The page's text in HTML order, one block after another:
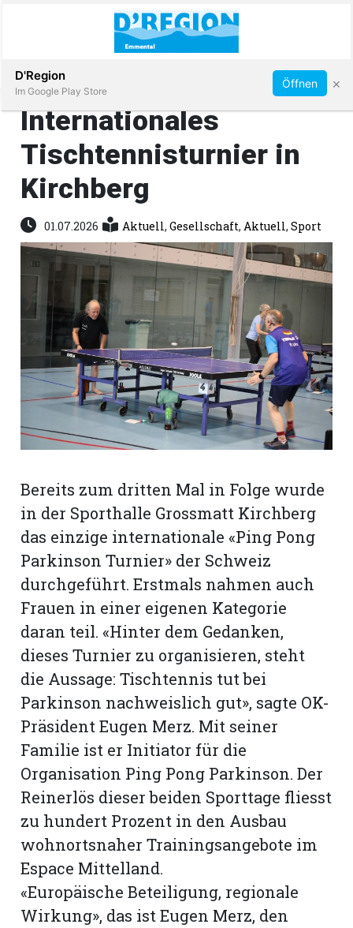
Immobilien
Veranstaltungen
Stellen
E-
Paper
App
Abonnieren
Internationales
Tischtennisturnier in
Kirchberg
01.07.2026 Aktuell,Gesellschaft,Aktuell,Sport
Bereits zum dritten Mal in Folge wurde
in der Sporthalle Grossmatt Kirchberg
das einzige internationale «Ping Pong
Parkinson Turnier» der Schweiz
durchgeführt. Erstmals nahmen auch
Frauen in einer eigenen Kategorie
daran teil. «Hinter dem Gedanken,
dieses Turnier zu organisieren, steht
die Aussage: Tischtennis tut bei
Parkinson nachweislich gut», sagte OK-
Präsident Eugen Merz. Mit seiner
Familie ist er Initiator für die
Organisation Ping Pong Parkinson. Der
Rein­erlös dieser beiden Sporttage fliesst
zu hundert Prozent in den Ausbau
wohnortsnaher Trainings­angebote im
Espace Mittelland.
«Europäische Beteiligung, regionale
Wirkung», das ist Eugen Merz, den
D'Region
Im Google Play Store
Öffnen ×